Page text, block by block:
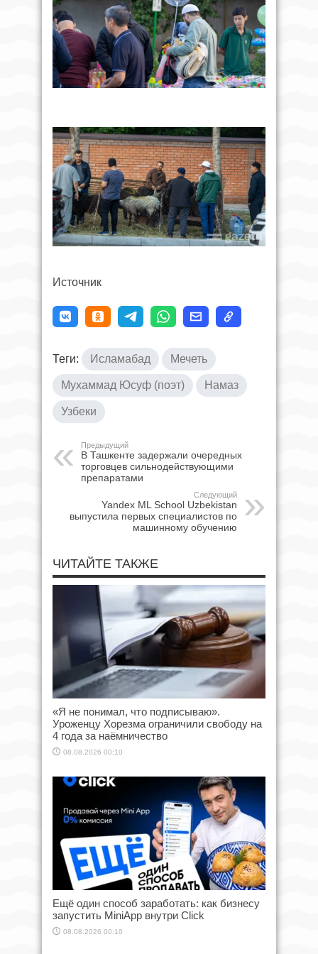
Источник
Теги: Исламабад Мечеть
Мухаммад Юсуф (поэт) Намаз
Узбеки
Предыдущий
В Ташкенте задержали очередных
торговцев сильнодействующими
препаратами
Следующий
Yandex ML School Uzbekistan
выпустила первых специалистов по
машинному обучению
ЧИТАЙТЕ ТАКЖЕ
«Я не понимал, что подписываю».
Уроженцу Хорезма ограничили свободу на
4 года за наёмничество
08.08.2026 00:10
Ещё один способ заработать: как бизнесу
запустить MiniApp внутри Click
08.08.2026 00:10